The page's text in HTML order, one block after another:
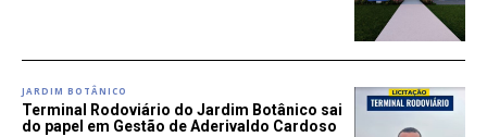
JARDIM BOTÂNICO
Terminal Rodoviário do Jardim Botânico sai
do papel em Gestão de Aderivaldo Cardoso